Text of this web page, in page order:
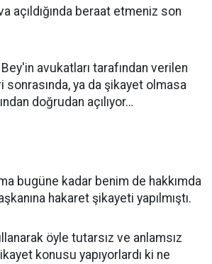
açıldığında beraat etmeniz son
avukatları tarafından verilen
ya da şikayet olmasa
doğrudan açılıyor…
bugüne kadar benim de hakkımda
hakaret şikayeti yapılmıştı.
öyle tutarsız ve anlamsız
konusu yapıyorlardı ki ne